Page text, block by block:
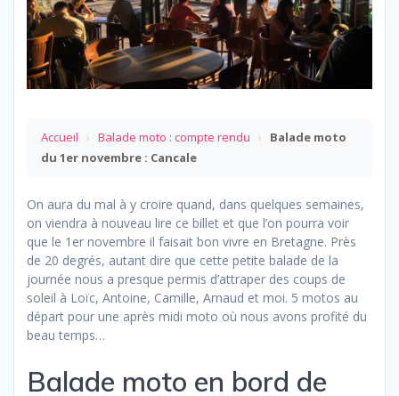
Accueil › Balade moto : compte rendu ›
Balade moto
du 1er novembre : Cancale
On aura du mal à y croire quand, dans quelques semaines,
on viendra à nouveau lire ce billet et que l’on pourra voir
que le 1er novembre il faisait bon vivre en Bretagne. Près
de 20 degrés, autant dire que cette petite balade de la
journée nous a presque permis d’attraper des coups de
soleil à Loïc, Antoine, Camille, Arnaud et moi. 5 motos au
départ pour une après midi moto où nous avons profité du
beau temps…
Balade moto en bord de